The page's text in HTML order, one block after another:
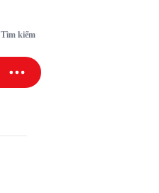
Tìm kiếm
SAO SPORT